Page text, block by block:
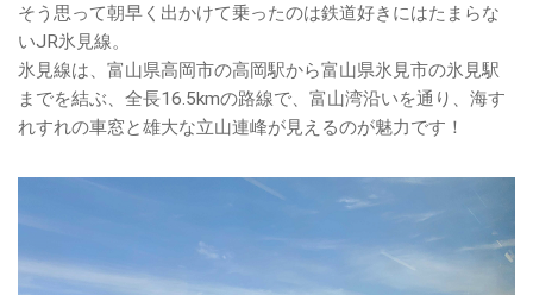
そう思って朝早く出かけて乗ったのは鉄道好きにはたまらな
いJR氷見線。
氷見線は、富山県高岡市の高岡駅から富山県氷見市の氷見駅
までを結ぶ、全長16.5kmの路線で、富山湾沿いを通り、海す
れすれの車窓と雄大な立山連峰が見えるのが魅力です！